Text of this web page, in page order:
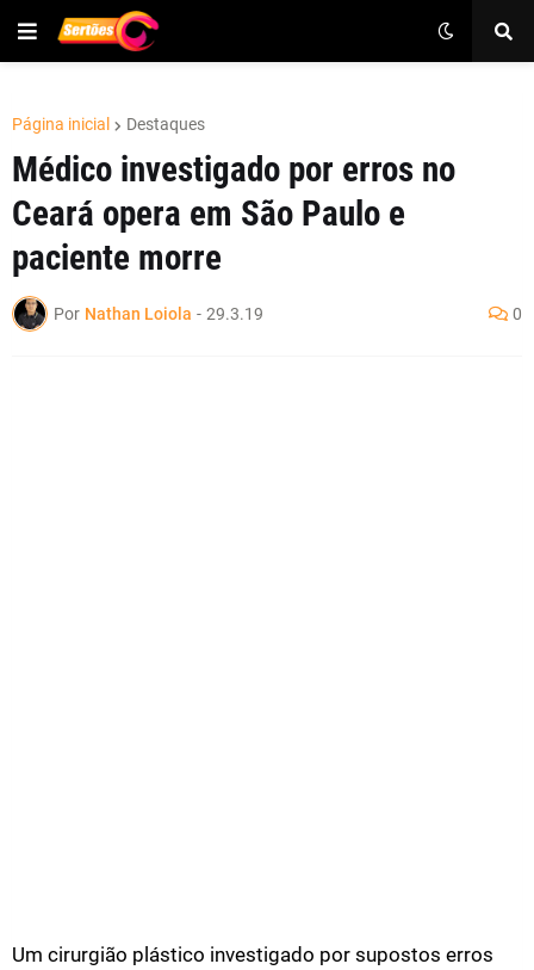
Página inicial Destaques
Médico investigado por erros no
Ceará opera em São Paulo e
paciente morre
Por Nathan Loiola - 29.3.19 0
Um cirurgião plástico investigado por supostos erros